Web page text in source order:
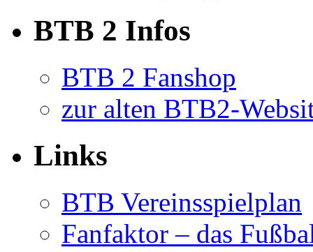
BTB 2 Infos
BTB 2 Fanshop
zur alten BTB2-
Links
BTB Vereinsspielplan
Fanfaktor – das